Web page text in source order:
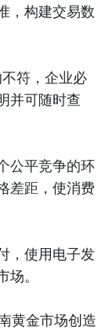
，构建交易数
符，企业必
并可随时查
公平竞争的环
差距，使消费
，使用电子发
。
黄金市场创造